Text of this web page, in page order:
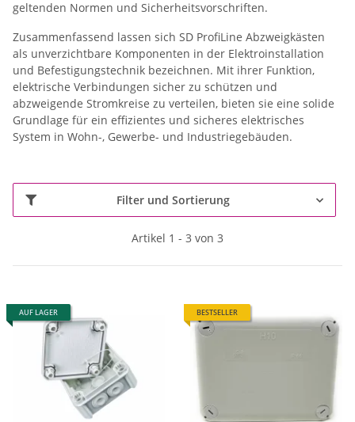
geltenden Normen und Sicherheitsvorschriften.
Zusammenfassend lassen sich SD ProfiLine Abzweigkästen
als unverzichtbare Komponenten in der Elektroinstallation
und Befestigungstechnik bezeichnen. Mit ihrer Funktion,
elektrische Verbindungen sicher zu schützen und
abzweigende Stromkreise zu verteilen, bieten sie eine solide
Grundlage für ein effizientes und sicheres elektrisches
System in Wohn-, Gewerbe- und Industriegebäuden.
Filter und Sortierung
Artikel 1 - 3 von 3
AUF LAGER BESTSELLER